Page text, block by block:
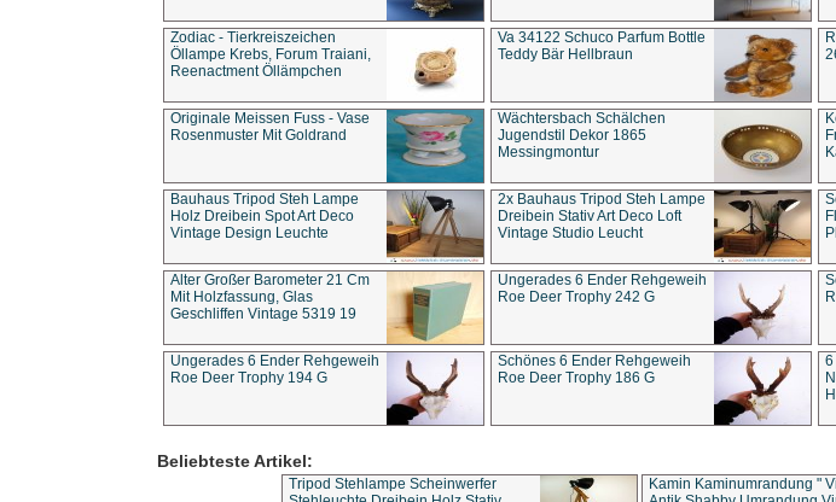
Zodiac - Tierkreiszeichen
Öllampe Krebs, Forum Traiani,
Reenactment Öllämpchen
Va 34122 Schuco Parfum Bottle
Teddy Bär Hellbraun
Originale Meissen Fuss - Vase
Rosenmuster Mit Goldrand
Wächtersbach Schälchen
Jugendstil Dekor 1865
Messingmontur
Bauhaus Tripod Steh Lampe
Holz Dreibein Spot Art Deco
Vintage Design Leuchte
2x Bauhaus Tripod Steh Lampe
Dreibein Stativ Art Deco Loft
Vintage Studio Leucht
Alter Großer Barometer 21 Cm
Mit Holzfassung, Glas
Geschliffen Vintage 5319 19
Ungerades 6 Ender Rehgeweih
Roe Deer Trophy 242 G
Ungerades 6 Ender Rehgeweih
Roe Deer Trophy 194 G
Schönes 6 Ender Rehgeweih
Roe Deer Trophy 186 G
6
Beliebteste Artikel:
Tripod Stehlampe Scheinwerfer
Kamin Kaminumrandung "